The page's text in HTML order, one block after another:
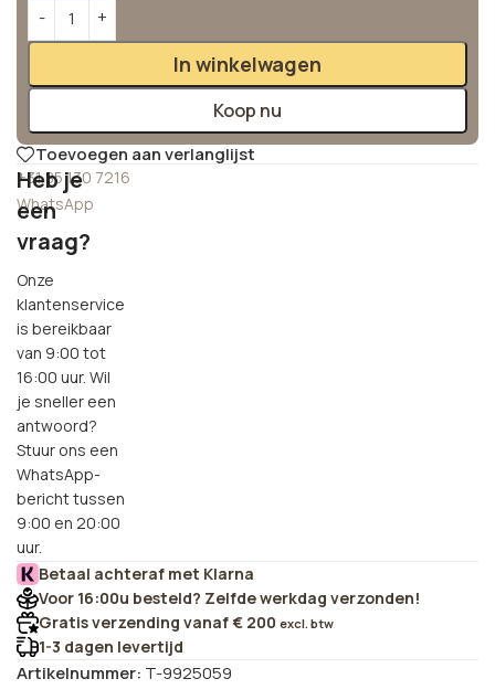
In winkelwagen
Koop nu
Toevoegen aan verlanglijst
+31 85 130 7216
WhatsApp
Heb je
een
vraag?
Onze
klantenservice
is bereikbaar
van 9:00 tot
16:00 uur. Wil
je sneller een
antwoord?
Stuur ons een
WhatsApp-
bericht tussen
9:00 en 20:00
uur.
Betaal achteraf met Klarna
Voor 16:00u besteld? Zelfde werkdag verzonden!
Gratis verzending vanaf € 200 excl. btw
1-3 dagen levertijd
Artikelnummer: T-9925059